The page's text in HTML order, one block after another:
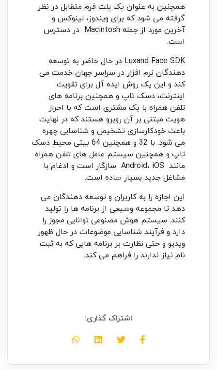
همچنین به عنوان یک پلت فرم متقابل در نظر
گرفته می شود که برای ویندوز، لینوکس و
آخرین مورد از جمله Macintosh در دسترس
است.
Luxand Face SDK در حال حاضر به توسعه
دهندگان نرم افزار در سراسر جهان خدمت می
کند و این یک روش ایده آل برای تقویت
اینترنت، دسک تاپ و همچنین برنامه های
تلفن همراه با یک مشتری است که با احراز
هویت مبتنی بر آن روبرو هستند که در نهایت
باعث خودکارسازی تشخیص و شناسایی چهره
می شود. با 32 و همچنین 64 بیتی محیط دسک
تاپ و همچنین سیستم عامل های تلفن همراه
مانند Android، iOS سازگار است و ادغام با
مشاغل جدید بسیار ساده است.
این اجازه را به کاربران و توسعه دهندگان می
دهد تا مجموعه وسیعی از برنامه ها را تولید
کنند. سیستم هوش مصنوعی توانایی مجوز را
دارد و فرآیند شناسایی موضوعات در حال ظهور
ویدیو و حتی نظارت بر برنامه هایی که به ثبت
نام نیاز ندارند را فراهم می کند.
اشتراک گذاری: